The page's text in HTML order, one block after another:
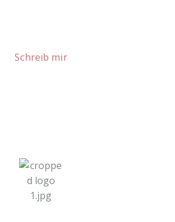
Schreib mir